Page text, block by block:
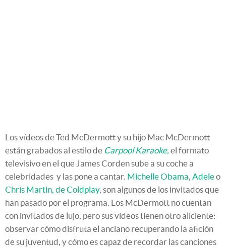
Los vídeos de Ted McDermott y su hijo Mac McDermott
están grabados al estilo de Carpool Karaoke, el formato
televisivo en el que James Corden sube a su coche a
celebridades y las pone a cantar. Michelle Obama, Adeleo
Chris Martin, de Coldplay, son algunos de los invitados que
han pasado por el programa. Los McDermott no cuentan
con invitados de lujo, pero sus vídeos tienen otro aliciente:
observar cómo disfruta el anciano recuperando la afición
de su juventud, y cómo es capaz de recordar las canciones